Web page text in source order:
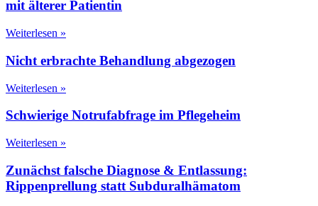
mit älterer Patientin
Weiterlesen »
Nicht erbrachte Behandlung abgezogen
Weiterlesen »
Schwierige Notrufabfrage im Pflegeheim
Weiterlesen »
Zunächst falsche Diagnose & Entlassung:
Rippenprellung statt Subduralhämatom